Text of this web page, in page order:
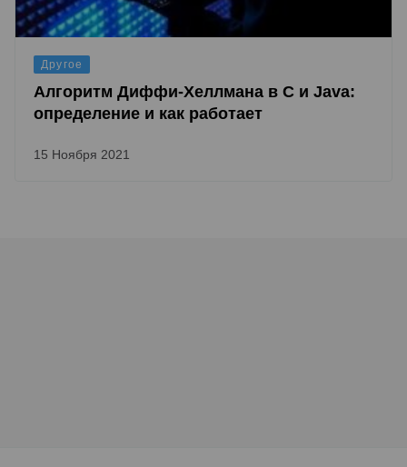
Другое
Алгоритм Диффи-Хеллмана в С и Java:
определение и как работает
15 Ноября 2021